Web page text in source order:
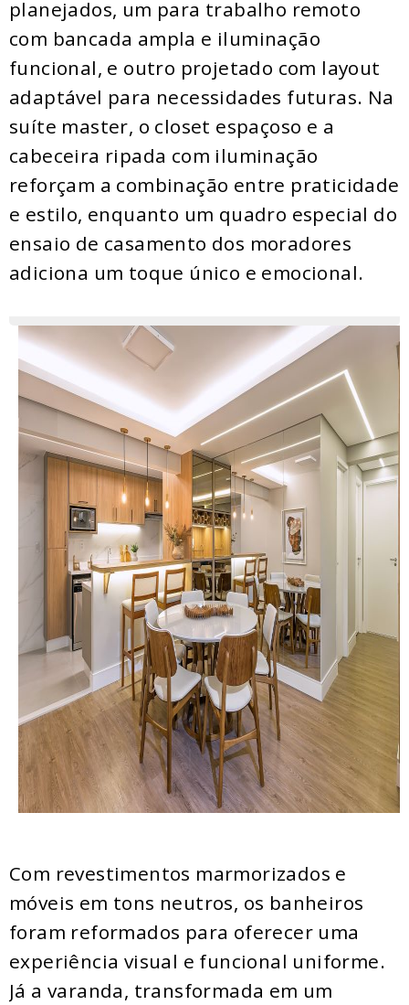
planejados, um para trabalho remoto
com bancada ampla e iluminação
funcional, e outro projetado com layout
adaptável para necessidades futuras. Na
suíte master, o closet espaçoso e a
cabeceira ripada com iluminação
reforçam a combinação entre praticidade
e estilo, enquanto um quadro especial do
ensaio de casamento dos moradores
adiciona um toque único e emocional.
Com revestimentos marmorizados e
móveis em tons neutros, os banheiros
foram reformados para oferecer uma
experiência visual e funcional uniforme.
Já a varanda, transformada em um